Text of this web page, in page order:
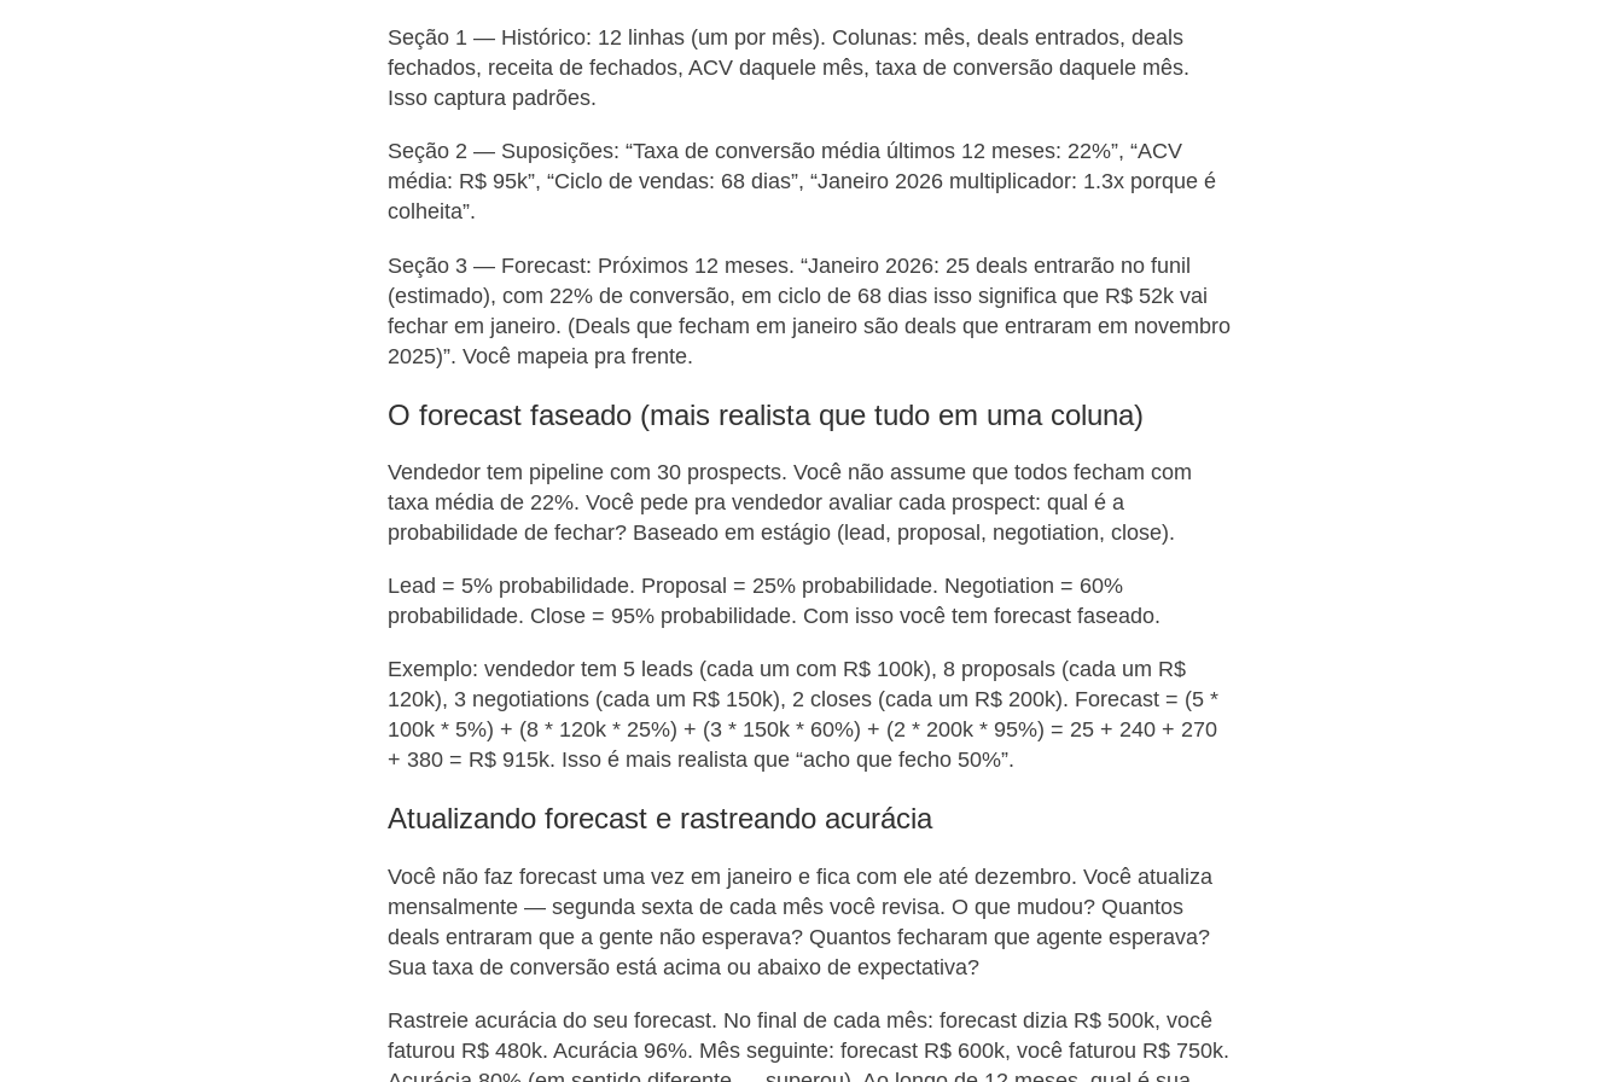
Seção 1 — Histórico: 12 linhas (um por mês). Colunas: mês, deals entrados, deals
fechados, receita de fechados, ACV daquele mês, taxa de conversão daquele mês.
Isso captura padrões.
Seção 2 — Suposições: “Taxa de conversão média últimos 12 meses: 22%”, “ACV
média: R$ 95k”, “Ciclo de vendas: 68 dias”, “Janeiro 2026 multiplicador: 1.3x porque é
colheita”.
Seção 3 — Forecast: Próximos 12 meses. “Janeiro 2026: 25 deals entrarão no funil
(estimado), com 22% de conversão, em ciclo de 68 dias isso significa que R$ 52k vai
fechar em janeiro. (Deals que fecham em janeiro são deals que entraram em novembro
2025)”. Você mapeia pra frente.
O forecast faseado (mais realista que tudo em uma coluna)
Vendedor tem pipeline com 30 prospects. Você não assume que todos fecham com
taxa média de 22%. Você pede pra vendedor avaliar cada prospect: qual é a
probabilidade de fechar? Baseado em estágio (lead, proposal, negotiation, close).
Lead = 5% probabilidade. Proposal = 25% probabilidade. Negotiation = 60%
probabilidade. Close = 95% probabilidade. Com isso você tem forecast faseado.
Exemplo: vendedor tem 5 leads (cada um com R$ 100k), 8 proposals (cada um R$
120k), 3 negotiations (cada um R$ 150k), 2 closes (cada um R$ 200k). Forecast = (5 *
100k * 5%) + (8 * 120k * 25%) + (3 * 150k * 60%) + (2 * 200k * 95%) = 25 + 240 + 270
+ 380 = R$ 915k. Isso é mais realista que “acho que fecho 50%”.
Atualizando forecast e rastreando acurácia
Você não faz forecast uma vez em janeiro e fica com ele até dezembro. Você atualiza
mensalmente — segunda sexta de cada mês você revisa. O que mudou? Quantos
deals entraram que a gente não esperava? Quantos fecharam que agente esperava?
Sua taxa de conversão está acima ou abaixo de expectativa?
Rastreie acurácia do seu forecast. No final de cada mês: forecast dizia R$ 500k, você
faturou R$ 480k. Acurácia 96%. Mês seguinte: forecast R$ 600k, você faturou R$ 750k.